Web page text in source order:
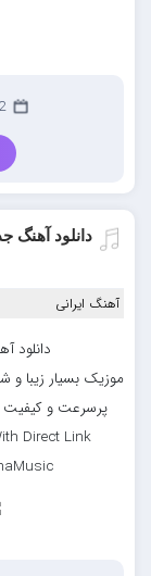
22
دانلود
آهنگ ایرانی
دانلود
موزیک بسیار زیبا
پرسرعت و کیفیت
Direct Link